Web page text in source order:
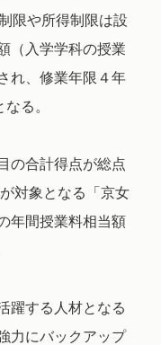
限や所得制限は設
（入学学科の授業
れ、修業年限４年
る。
の合計得点が総点
対象となる「京女
年間授業料相当額
躍する人材となる
力にバックアップ